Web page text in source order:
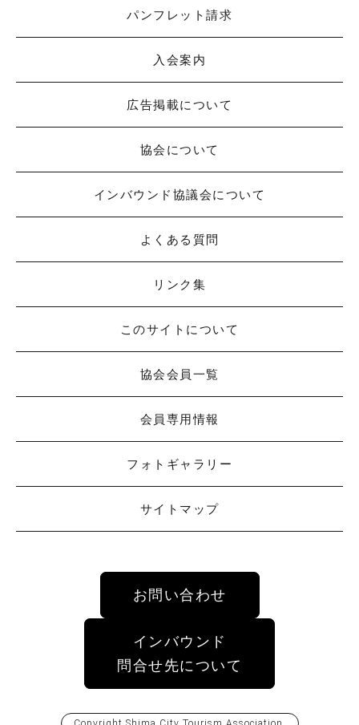
パンフレット請求
入会案内
広告掲載について
協会について
インバウンド協議会について
よくある質問
リンク集
このサイトについて
協会会員一覧
会員専用情報
フォトギャラリー
サイトマップ
お問い合わせ
インバウンド
問合せ先について